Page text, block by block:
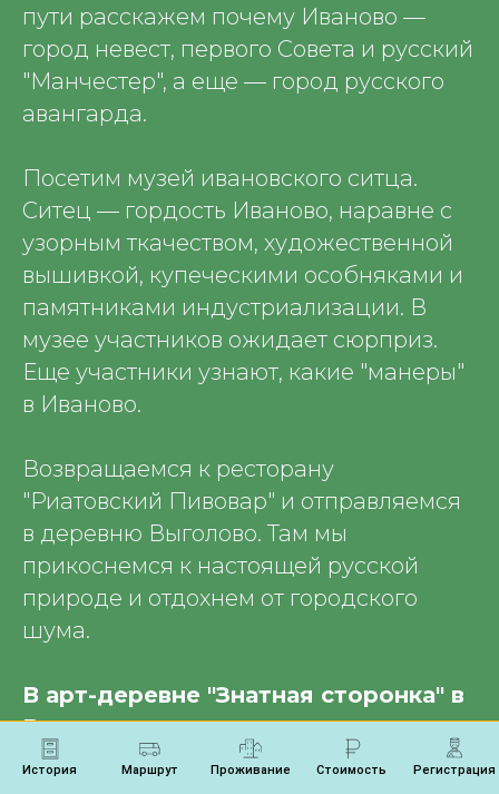
История Маршрут Проживание Стоимость Регистрация
пути расскажем почему Иваново —
город невест, первого Совета и русский
"Манчестер", а еще — город русского
авангарда.
Посетим музей ивановского ситца.
Ситец — гордость Иваново, наравне с
узорным ткачеством, художественной
вышивкой, купеческими особняками и
памятниками индустриализации. В
музее участников ожидает сюрприз.
Еще участники узнают, какие "манеры"
в Иваново.
Возвращаемся к ресторану
"Риатовский Пивовар" и отправляемся
в деревню Выголово. Там мы
прикоснемся к настоящей русской
природе и отдохнем от городского
шума.
В арт-деревне "Знатная сторонка" в
Выголово нас ждет знакомство с
жизнью деревенского хозяйства и